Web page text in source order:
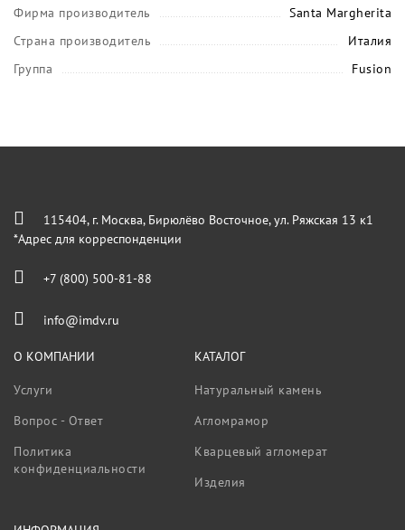
Фирма производитель
Santa Margherita
Страна производитель
Италия
Группа
Fusion
115404, г. Москва, Бирюлёво Восточное, ул. Ряжская 13 к1
*Адрес для корреспонденции
+7 (800) 500-81-88
info@imdv.ru
О КОМПАНИИ
Услуги
Вопрос - Ответ
Политика
конфиденциальности
КАТАЛОГ
Натуральный камень
Агломрамор
Кварцевый агломерат
Изделия